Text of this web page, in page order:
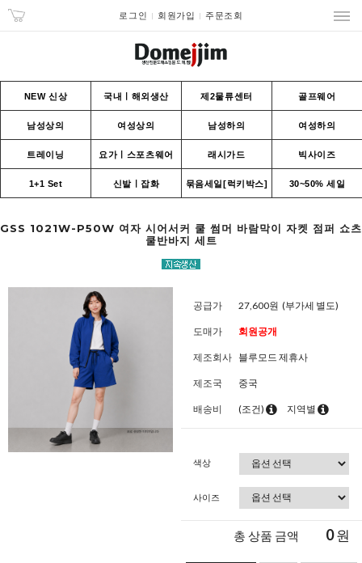
로그인 회원가입 주문조회
NEW 신상 국내ㅣ해외생산 제2물류센터 골프웨어
남성상의 여성상의 남성하의 여성하의
트레이닝 요가ㅣ스포츠웨어 래시가드 빅사이즈
1+1 Set 신발ㅣ잡화 묶음세일[럭키박스] 30~50% 세일
GSS 1021W-P50W 여자 시어서커 쿨 썸머 바람막이 자켓 점퍼 쇼츠
쿨반바지 세트
공급가 27,600원 (부가세 별도)
도매가 회원공개
제조회사 블루모드 제휴사
제조국 중국
배송비 (조건) 지역별
색상
사이즈
총 상품 금액 0원